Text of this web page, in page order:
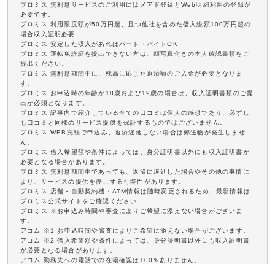
プロミス 無利息サービスのご利用にはメアド登録とWeb明細利用の登録が
必要です。
プロミス 利用限度額が50万円超、且つ他社を含めた借入総額100万円超の
場合収入証明必要
プロミス 安定した収入があればパート・バイトOK
プロミス 運転免許証を提出できない方は、顔写真付きの本人確認書類をご
提出ください。
プロミス 無利息期間中に、残高に応じた返済額のご入金が必要となりま
す。
プロミス お申込時の年齢が18歳および19歳の場合は、収入証明書類のご提
出が必須となります。
プロミス 記事内で紹介している全ての口コミは個人の感想であり、必ずし
も口コミと同様のサービス提供を保証するものではございません。
プロミス WEB完結で申込み、返済遅延しない場合は郵送物が発生しませ
ん。
プロミス 借入希望額や条件によっては、身分証明書以外にも収入証明書が
必要となる場合があります。
プロミス 無利息期間中であっても、返済に遅延した場合やその他の事情に
より、サービスの提供を停止する可能性があります。
プロミス 店舗・自動契約機・ATM情報は随時変更されるため、最新情報は
プロミス公式サイトをご確認ください
プロミス ※お申込み時間や審査によりご希望に添えない場合がございま
す。
アコム ※1 お申込時間や審査によりご希望に添えない場合がございます。
アコム ※2 借入希望額や条件によっては、身分証明書以外にも収入証明書
が必要となる場合があります。
アコム 勤務先への電話での在籍確認は100％ありません。